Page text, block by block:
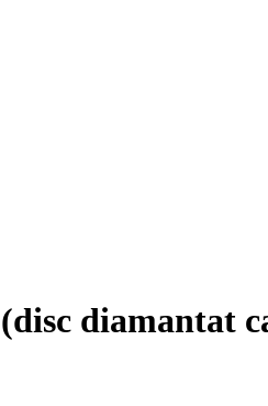
diamantat